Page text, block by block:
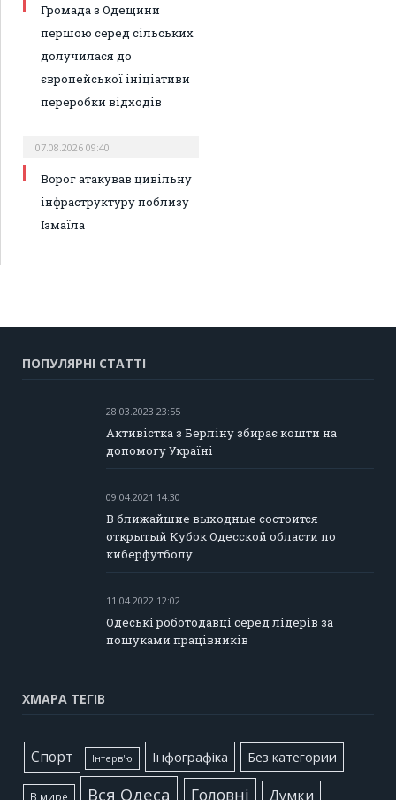
Громада з Одещини
першою серед сільських
долучилася до
європейської ініціативи
переробки відходів
07.08.2026 09:40
Ворог атакував цивільну
інфраструктуру поблизу
Ізмаїла
ПОПУЛЯРНІ СТАТТІ
28.03.2023 23:55
Активістка з Берліну збирає кошти на
допомогу Україні
09.04.2021 14:30
В ближайшие выходные состоится
открытый Кубок Одесской области по
киберфутболу
11.04.2022 12:02
Одеські роботодавці серед лідерів за
пошуками працівників
ХМАРА ТЕГІВ
Cпорт Інтерв'ю Інфографіка Без категории
В мире Вся Одеса Головні Думки